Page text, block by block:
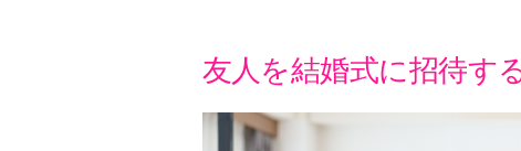
友人を結婚式に招待す